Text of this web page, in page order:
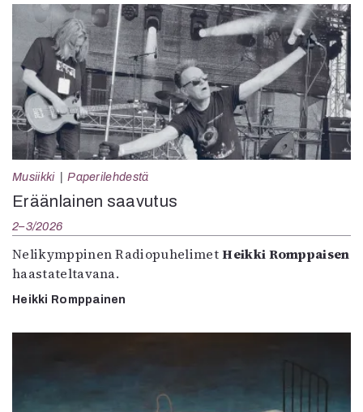
Musiikki Paperilehdestä
Eräänlainen saavutus
2–3/2026
Nelikymppinen RadiopuhelimetHeikki Romppaisen
haastateltavana.
Heikki Romppainen